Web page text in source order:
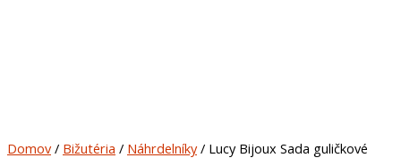
Domov/ Bižutéria / Náhrdelníky/ Lucy Bijoux Sada guličkové